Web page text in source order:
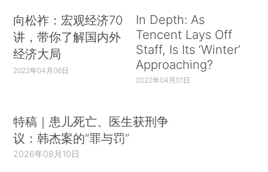
向松祚：宏观经济70
讲，带你了解国内外
经济大局
2022年04月06日
In Depth: As
Tencent Lays Off
Staff, Is Its ‘Winter’
Approaching?
2022年04月01日
特稿｜患儿死亡、医生获刑争
议：韩杰案的“罪与罚”
2026年08月10日